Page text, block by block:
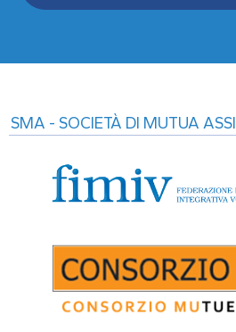
SMA - SOCIETÀ DI MUTUA